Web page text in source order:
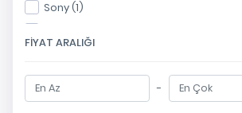
Sony (1)
FIYAT ARALIĞI
-